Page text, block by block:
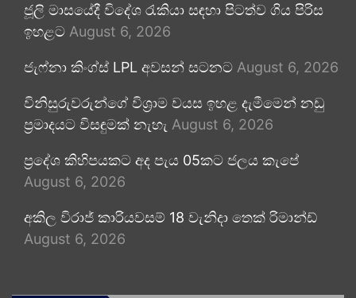
ජූලි මාසයේදී විදේශ රැකියා සඳහා පිටත්ව ගිය පිරිස
ඉහළට August 6, 2026
ජැෆ්නා කිංග්ස් LPL අවසන් සටනට August 6, 2026
විනිසුරුවරුන්ගේ විශ්‍රාම වයස ඉහළ දැමීමෙන් නඩු
ප්‍රමාදයට විසඳුමක් නැහැ August 6, 2026
ප්‍රදේශ කිහිපයකට අද පැය 05කට ජලය කැපේ
August 6, 2026
අකිල විරාජ් කාරියවසම් 18 වැනිදා තෙක් රිමාන්ඩ්
August 6, 2026